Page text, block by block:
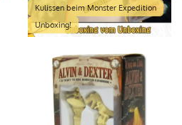
Kulissen beim Monster Expedition
Unboxing!